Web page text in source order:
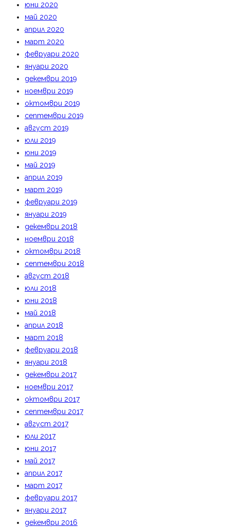
юни 2020
май 2020
април 2020
март 2020
февруари 2020
януари 2020
декември 2019
ноември 2019
октомври 2019
септември 2019
август 2019
юли 2019
юни 2019
май 2019
април 2019
март 2019
февруари 2019
януари 2019
декември 2018
ноември 2018
октомври 2018
септември 2018
август 2018
юли 2018
юни 2018
май 2018
април 2018
март 2018
февруари 2018
януари 2018
декември 2017
ноември 2017
октомври 2017
септември 2017
август 2017
юли 2017
юни 2017
май 2017
април 2017
март 2017
февруари 2017
януари 2017
декември 2016